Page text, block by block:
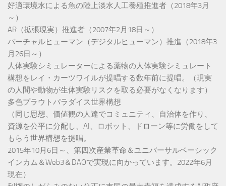
好適環境水による魚の陸上淡水人工養殖推進者（2018年3月
～）
AR（拡張現実）推進者（2007年2月18日～）
バーチャルヒューマン（デジタルヒューマン）推進（2018年3
月26日～）
人体実験シミュレーターによる薬物の人体実験シミュレート
構想をレイ・カーツワイルが提唱する数年前に提唱。（現実
の人間や動物が生体実験リスクを取る必要がなくなります）
多色プラウトパラダイス世界構想
（同じ思想、価値観の人達でコミュニティ、自治体を作り、
資源を公平に分配し、AI、ロボット、ドローン等に労働をして
もらう世界構想を提唱。
2015年10月6日～、第四次産業革命＆ユニバーサルベーシック
インカム＆Web3＆DAOで実現に向かっています。2022年6月
現在）